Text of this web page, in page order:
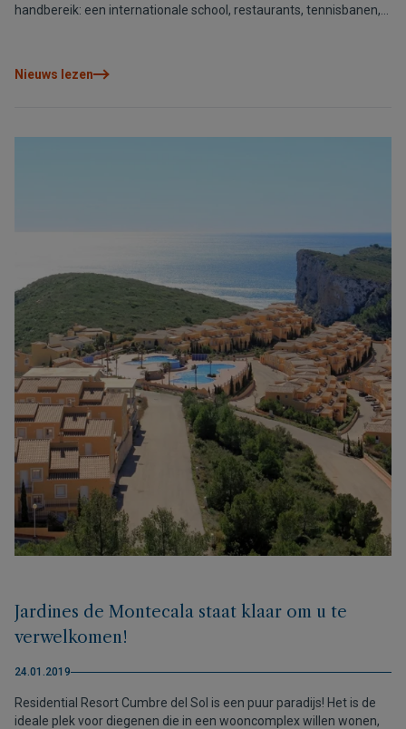
handbereik: een internationale school, restaurants, tennisbanen,
Blanca, vlakbij de grootste steden uit de regio en op minder dan
Nieuws lezen
Jardines de Montecala staat klaar om u te
verwelkomen!
24.01.2019
Residential Resort Cumbre del Sol is een puur paradijs! Het is de
ideale plek voor diegenen die in een wooncomplex willen wonen,